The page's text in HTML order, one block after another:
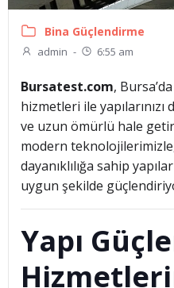
Bina Güçlendirme
admin - 6:55 am
Bursatest.com,
hizmetleri ile
ve uzun ömürlü hale
modern
dayanıklılığa sahip
uygun şekilde
Yapı